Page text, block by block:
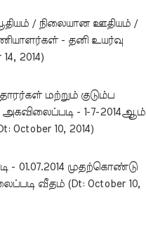
/ நிலையான ஊதியம் /
- தனி உயர்வு
2014)
மற்றும் குடும்ப
அகவிலைப்படி - 1-7-2014ஆம்
10, 2014)
- 01.07.2014 முதற்கொண்டு
வீதம் (Dt: October 10,